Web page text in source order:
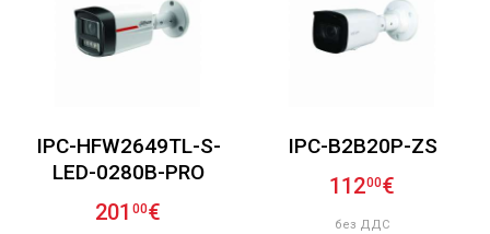
IPC-HFW2649TL-S-
LED-0280B-PRO
201 00€
IPC-B2B20P-ZS
11200€
без ДДС